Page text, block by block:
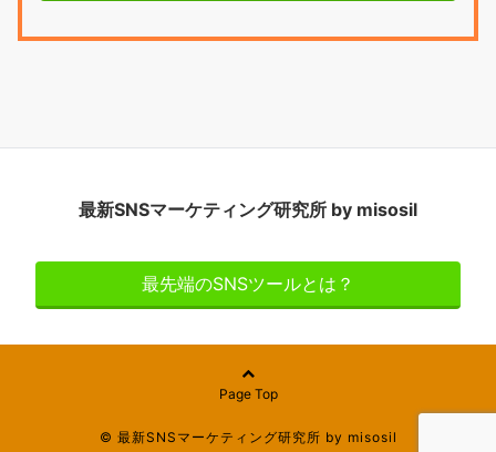
最新SNSマーケティング研究所 by misosil
最先端のSNSツールとは？
Page Top
© 最新SNSマーケティング研究所 by misosil